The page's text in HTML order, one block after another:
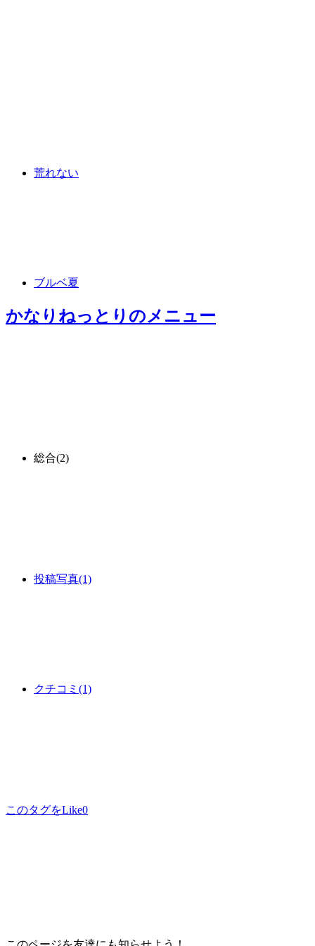
荒れない
ブルベ夏
かなりねっとり のメニュー
総合(2)
投稿写真(1)
クチコミ (1)
このタグをLike0